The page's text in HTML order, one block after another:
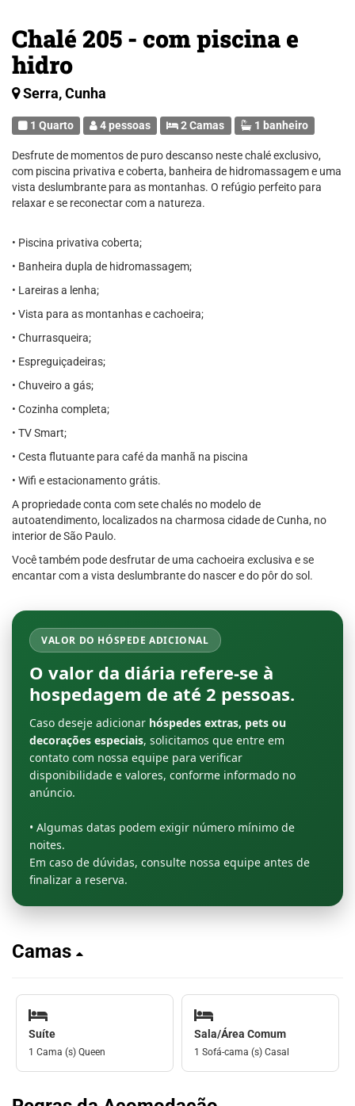
Chalé 205 - com piscina e
hidro
Serra, Cunha
1 Quarto 4 pessoas 2 Camas 1 banheiro
Desfrute de momentos de puro descanso neste chalé exclusivo,
com piscina privativa e coberta, banheira de hidromassagem e uma
vista deslumbrante para as montanhas. O refúgio perfeito para
relaxar e se reconectar com a natureza.
• Piscina privativa coberta;
• Banheira dupla de hidromassagem;
• Lareiras a lenha;
• Vista para as montanhas e cachoeira;
• Churrasqueira;
• Espreguiçadeiras;
• Chuveiro a gás;
• Cozinha completa;
• TV Smart;
• Cesta flutuante para café da manhã na piscina
• Wifi e estacionamento grátis.
A propriedade conta com sete chalés no modelo de
autoatendimento, localizados na charmosa cidade de Cunha, no
interior de São Paulo.
Você também pode desfrutar de uma cachoeira exclusiva e se
encantar com a vista deslumbrante do nascer e do pôr do sol.
VALOR DO HÓSPEDE ADICIONAL
O valor da diária refere-se à
hospedagem de até 2 pessoas.
Caso deseje adicionar hóspedes extras, pets ou
decorações especiais, solicitamos que entre em
contato com nossa equipe para verificar
disponibilidade e valores, conforme informado no
anúncio.
• Algumas datas podem exigir número mínimo de
noites.
Em caso de dúvidas, consulte nossa equipe antes de
finalizar a reserva.
Camas
Suíte
1 Cama (s) Queen
Sala/Área Comum
1 Sofá-cama (s) Casal